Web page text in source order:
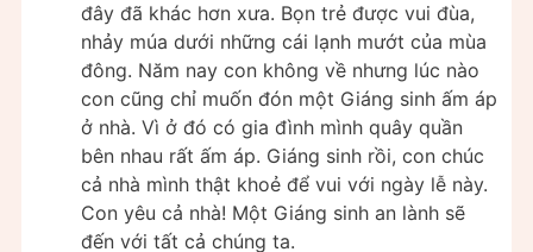
đây đã khác hơn xưa. Bọn trẻ được vui đùa,
nhảy múa dưới những cái lạnh mướt của mùa
đông. Năm nay con không về nhưng lúc nào
con cũng chỉ muốn đón một Giáng sinh ấm áp
ở nhà. Vì ở đó có gia đình mình quây quần
bên nhau rất ấm áp. Giáng sinh rồi, con chúc
cả nhà mình thật khoẻ để vui với ngày lễ này.
Con yêu cả nhà! Một Giáng sinh an lành sẽ
đến với tất cả chúng ta.